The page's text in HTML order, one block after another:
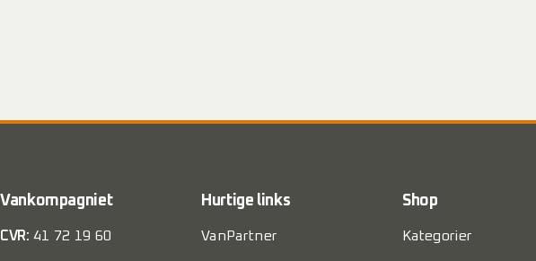
Vankompagniet
CVR: 41 72 19 60
Hurtige links
VanPartner
Shop
Kategorier